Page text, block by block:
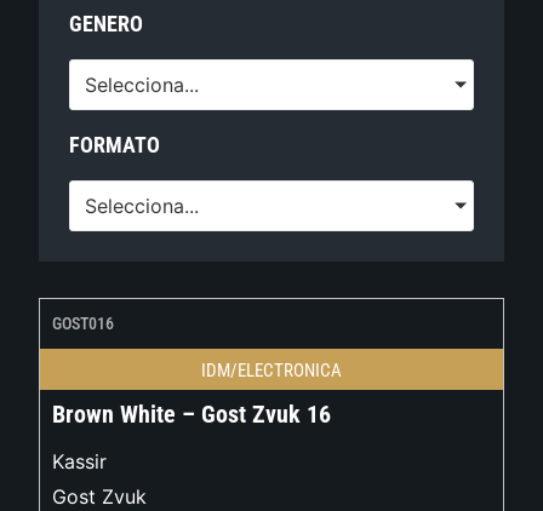
GENERO
Selecciona...
FORMATO
Selecciona...
GOST016
IDM/ELECTRONICA
Brown White – Gost Zvuk 16
Kassir
Gost Zvuk